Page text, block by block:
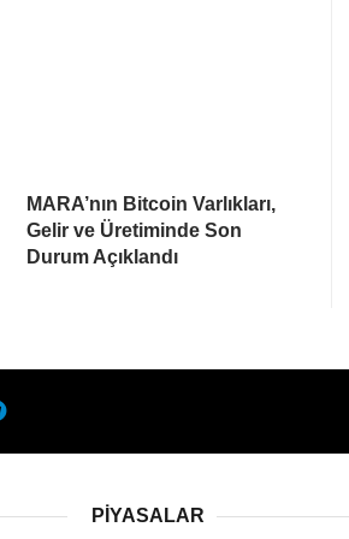
MARA’nın Bitcoin Varlıkları,
Gelir ve Üretiminde Son
Durum Açıklandı
PIYASALAR